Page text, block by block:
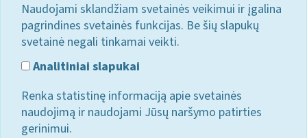
Naudojami sklandžiam svetainės veikimui ir įgalina
pagrindines svetainės funkcijas. Be šių slapukų
svetainė negali tinkamai veikti.
Analitiniai slapukai
Renka statistinę informaciją apie svetainės
naudojimą ir naudojami Jūsų naršymo patirties
gerinimui.